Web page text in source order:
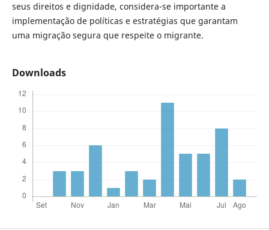
seus direitos e dignidade, considera-se importante a
implementação de políticas e estratégias que garantam
uma migração segura que respeite o migrante.
Downloads